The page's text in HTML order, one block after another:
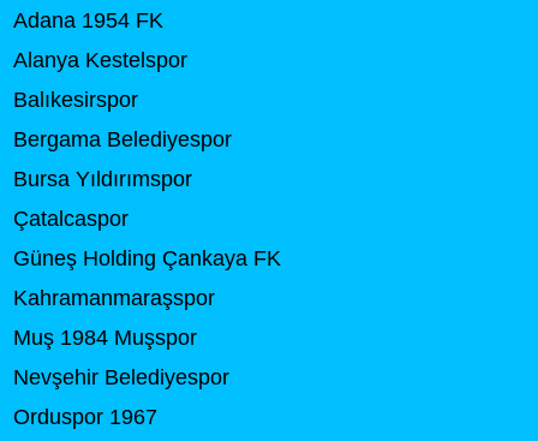
Adana 1954 FK
Alanya Kestelspor
Balıkesirspor
Bergama Belediyespor
Bursa Yıldırımspor
Çatalcaspor
Güneş Holding Çankaya FK
Kahramanmaraşspor
Muş 1984 Muşspor
Nevşehir Belediyespor
Orduspor 1967